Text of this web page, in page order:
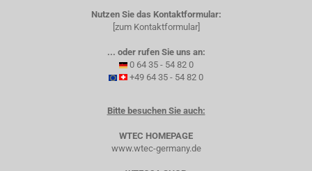
Nutzen Sie das Kontaktformular:
[zum Kontaktformular]
... oder rufen Sie uns an:
0 64 35 - 54 82 0
+49 64 35 - 54 82 0
Bitte besuchen Sie auch:
WTEC HOMEPAGE
www.wtec-germany.de